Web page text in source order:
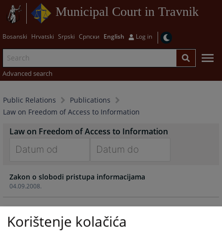
Municipal Court in Travnik
Bosanski Hrvatski Srpski Српски English Log in
Advanced search
Public Relations
Publications
Law on Freedom of Access to Information
Law on Freedom of Access to Information
forward
to
interact
with
the
forward
interact
with
the
04.09.2008.
Zakon o slobodi pristupa informacijama
Korištenje kolačića